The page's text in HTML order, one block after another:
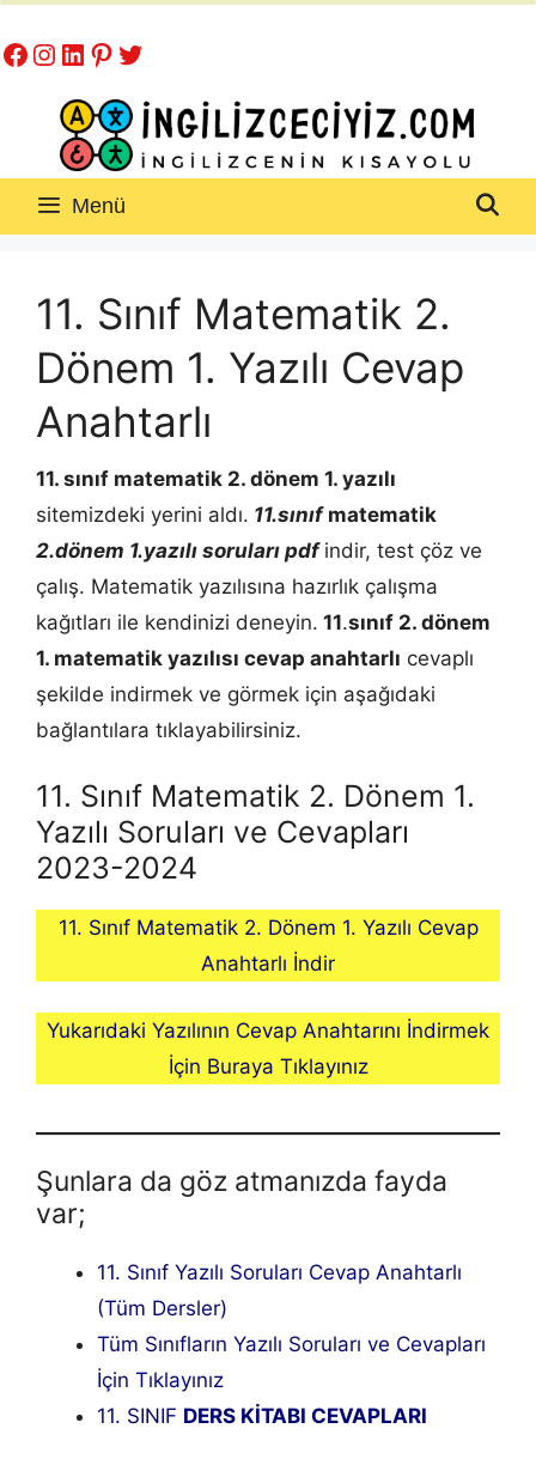
atla
Facebook
Instagram
LinkedIn
Pinterest
Twitter
Menü
11. Sınıf Matematik 2.
Dönem 1. Yazılı Cevap
Anahtarlı
11. sınıf matematik 2. dönem 1. yazılı
sitemizdeki yerini aldı. 11.sınıf matematik
2.dönem 1.yazılı soruları pdf indir, test çöz ve
çalış. Matematik yazılısına hazırlık çalışma
kağıtları ile kendinizi deneyin. 11.sınıf 2. dönem
1. matematik yazılısı cevap anahtarlı cevaplı
şekilde indirmek ve görmek için aşağıdaki
bağlantılara tıklayabilirsiniz.
11. Sınıf Matematik 2. Dönem 1.
Yazılı Soruları ve Cevapları
2023-2024
11. Sınıf Matematik 2. Dönem 1. Yazılı Cevap
Anahtarlı İndir
Yukarıdaki Yazılının Cevap Anahtarını İndirmek
İçin Buraya Tıklayınız
Şunlara da göz atmanızda fayda
var;
11. Sınıf Yazılı Soruları Cevap Anahtarlı
(Tüm Dersler)
Tüm Sınıfların Yazılı Soruları ve Cevapları
İçin Tıklayınız
11. SINIF DERS KİTABI CEVAPLARI